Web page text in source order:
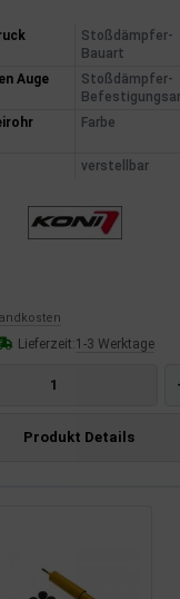
Stoßdämpfer-
Bauart
Auge
Stoßdämpfer-
Farbe
verstellbar
Lieferzeit:1-3 Werktage
Produkt Details